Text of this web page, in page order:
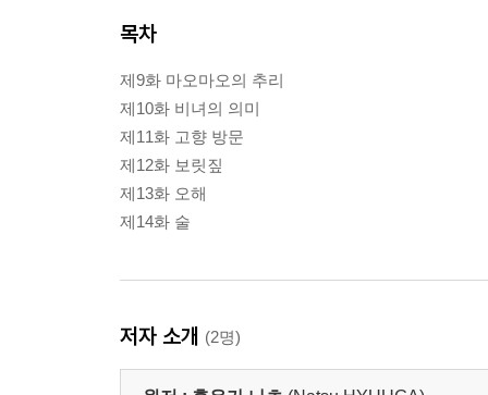
목차
제9화 마오마오의 추리
제10화 비녀의 의미
제11화 고향 방문
제12화 보릿짚
제13화 오해
제14화 술
저자 소개 (2명)